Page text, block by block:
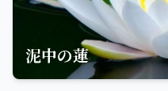
泥中の蓮